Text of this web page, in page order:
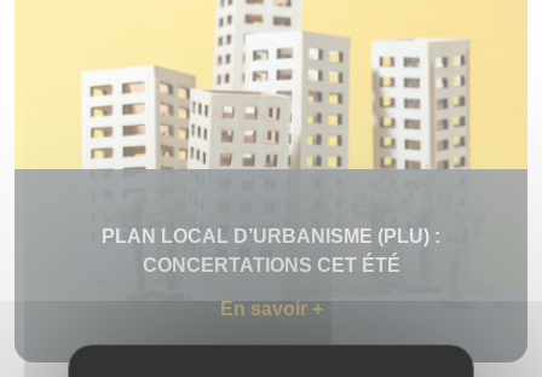
PLAN LOCAL D’URBANISME (PLU) :
CONCERTATIONS CET ÉTÉ
En savoir +